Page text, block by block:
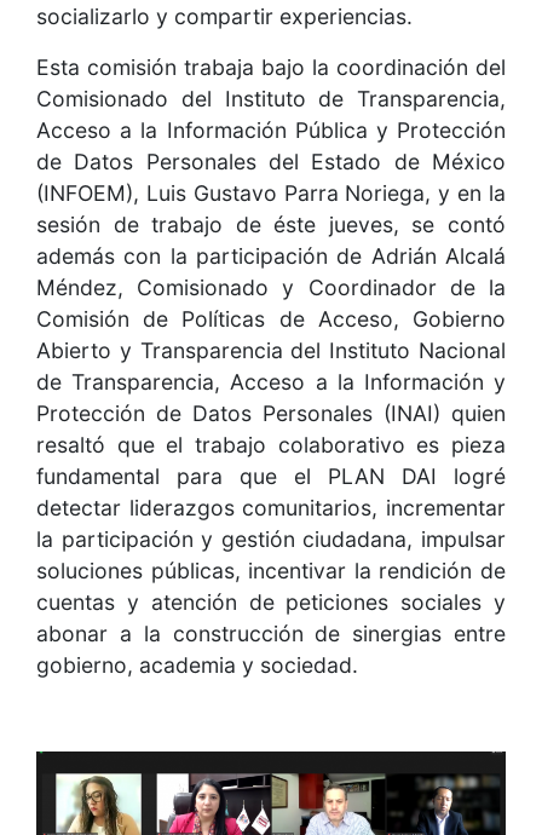
socializarlo y compartir experiencias.
Esta comisión trabaja bajo la coordinación del
Comisionado del Instituto de Transparencia,
Acceso a la Información Pública y Protección
de Datos Personales del Estado de México
(INFOEM), Luis Gustavo Parra Noriega, y en la
sesión de trabajo de éste jueves, se contó
además con la participación de Adrián Alcalá
Méndez, Comisionado y Coordinador de la
Comisión de Políticas de Acceso, Gobierno
Abierto y Transparencia del Instituto Nacional
de Transparencia, Acceso a la Información y
Protección de Datos Personales (INAI) quien
resaltó que el trabajo colaborativo es pieza
fundamental para que el PLAN DAI logré
detectar liderazgos comunitarios, incrementar
la participación y gestión ciudadana, impulsar
soluciones públicas, incentivar la rendición de
cuentas y atención de peticiones sociales y
abonar a la construcción de sinergias entre
gobierno, academia y sociedad.